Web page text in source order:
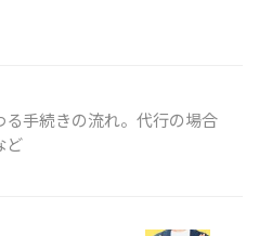
る手続きの流れ。代行の場合
ど